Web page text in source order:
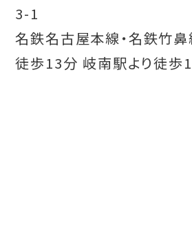
3-1
名鉄名古屋本線・名鉄竹
徒歩13分 岐南駅より徒歩